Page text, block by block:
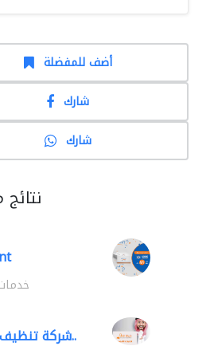
أضف للمفضلة
شارك
شارك
شركة تنظيف بالرياض..